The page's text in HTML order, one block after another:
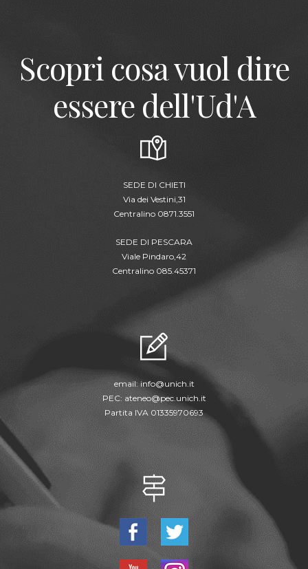
Scopri cosa vuol dire
essere dell'Ud'A
SEDE DI CHIETI
Via dei Vestini,31
Centralino 0871.3551
SEDE DI PESCARA
Viale Pindaro,42
Centralino 085.45371
email:info@unich.it
PEC: ateneo@pec.unich.it
Partita IVA 01335970693